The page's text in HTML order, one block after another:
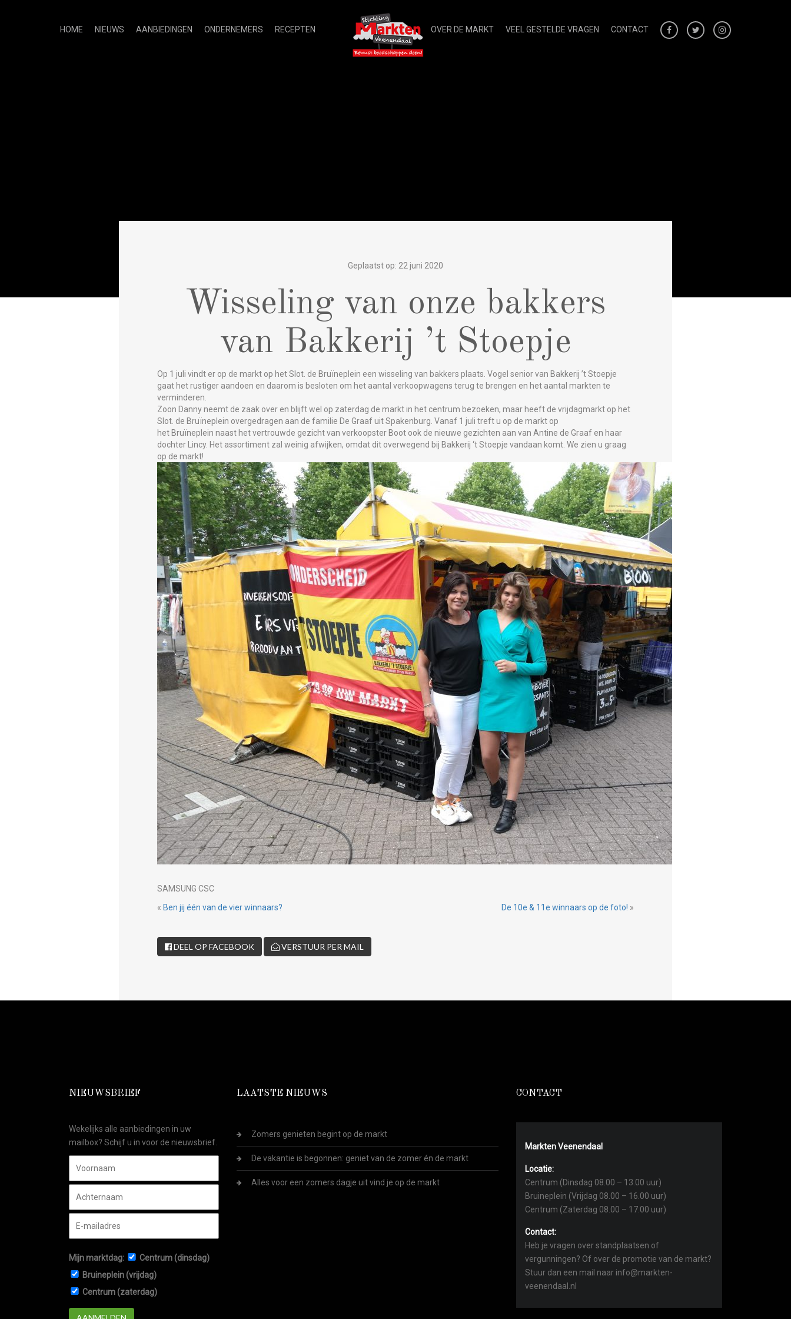
HOME NIEUWS AANBIEDINGEN ONDERNEMERS RECEPTEN OVER DE MARKT VEEL GESTELDE VRAGEN CONTACT
Geplaatst op: 22 juni 2020
Wisseling van onze bakkers
van Bakkerij ’t Stoepje
Op 1 juli vindt er op de markt op het Slot. de Bruïneplein een wisseling van bakkers plaats. Vogel senior van Bakkerij ’t Stoepje
gaat het rustiger aandoen en daarom is besloten om het aantal verkoopwagens terug te brengen en het aantal markten te
verminderen.
Zoon Danny neemt de zaak over en blijft wel op zaterdag de markt in het centrum bezoeken, maar heeft de vrijdagmarkt op het
Slot. de Bruïneplein overgedragen aan de familie De Graaf uit Spakenburg. Vanaf 1 juli treft u op de markt op
het Bruïneplein naast het vertrouwde gezicht van verkoopster Boot ook de nieuwe gezichten aan van Antine de Graaf en haar
dochter Lincy. Het assortiment zal weinig afwijken, omdat dit overwegend bij Bakkerij ‘t Stoepje vandaan komt. We zien u graag
op de markt!
SAMSUNG CSC
« Ben jij één van de vier winnaars? De 10e & 11e winnaars op de foto! »
DEEL OP FACEBOOK VERSTUUR PER MAIL
NIEUWSBRIEF
Wekelijks alle aanbiedingen in uw
mailbox? Schijf u in voor de nieuwsbrief.
Mijn marktdag:
Centrum (dinsdag)
Bruineplein (vrijdag)
Centrum (zaterdag)
LAATSTE NIEUWS
Zomers genieten begint op de markt
De vakantie is begonnen: geniet van de zomer én de markt
Alles voor een zomers dagje uit vind je op de markt
CONTACT
Markten Veenendaal
Locatie:
Centrum (Dinsdag 08.00 – 13.00 uur)
Bruineplein (Vrijdag 08.00 – 16.00 uur)
Centrum (Zaterdag 08.00 – 17.00 uur)
Contact:
Heb je vragen over standplaatsen of
vergunningen? Of over de promotie van de markt?
Stuur dan een mail naar info@markten-
veenendaal.nl